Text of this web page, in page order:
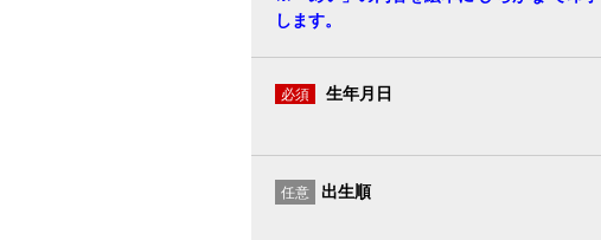
します。
必須 生年月日
任意 出生順